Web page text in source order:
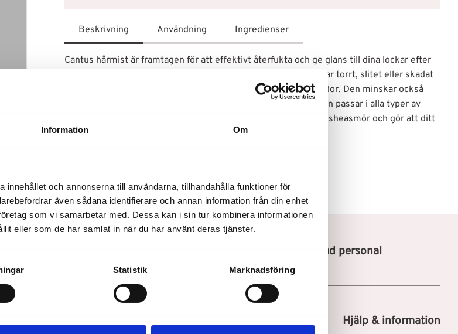
Information Om
innehållet och annonserna till användarna, tillhandahålla funktioner för
även sådana identifierare och annan information från din enhet
som vi samarbetar med. Dessa kan i sin tur kombinera informationen
eller som de har samlat in när du har använt deras tjänster.
Statistik Marknadsföring
Beskrivning Användning Ingredienser
Cantus hårmist är framtagen för att effektivt återfukta och ge glans till dina lockar efter
bara en användning. Det är den perfekta sprayen för dig som har torrt, slitet eller skadat
hår då den både stärker och skyddar håret mot ytterligare skador. Den minskar också
frizz och gör håret lent så att det blir lättare att reda ut. Sprayen passar i alla typer av
lockar samt tunt, medium och tjockt hår. Produkten innehåller sheasmör och gör att ditt
hår känns friskt och livfullt!
Snabb leverans Utbildad personal
Hjälp & information